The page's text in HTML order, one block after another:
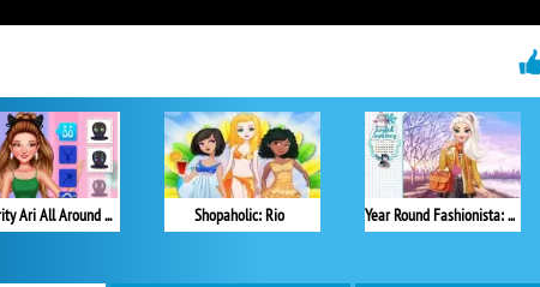
Celebrity Ari All Around the Fashion Shopaholic: Rio Year Round Fashionista: Elsa